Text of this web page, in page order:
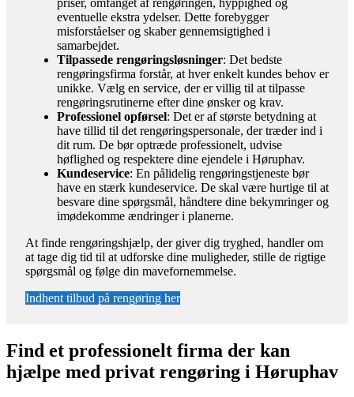
eventuelle ekstra ydelser. Dette forebygger
misforståelser og skaber gennemsigtighed i
samarbejdet.
Tilpassede rengøringsløsninger: Det bedste
rengøringsfirma forstår, at hver enkelt kundes behov er
unikke. Vælg en service, der er villig til at tilpasse
rengøringsrutinerne efter dine ønsker og krav.
Professionel opførsel: Det er af største betydning at
have tillid til det rengøringspersonale, der træder ind i
dit rum. De bør optræde professionelt, udvise
høflighed og respektere dine ejendele i Høruphav.
Kundeservice: En pålidelig rengøringstjeneste bør
have en stærk kundeservice. De skal være hurtige til at
besvare dine spørgsmål, håndtere dine bekymringer og
imødekomme ændringer i planerne.
At finde rengøringshjælp, der giver dig tryghed, handler om
at tage dig tid til at udforske dine muligheder, stille de rigtige
spørgsmål og følge din mavefornemmelse.
Indhent tilbud på rengøring her
Find et professionelt firma der kan
hjælpe med privat rengøring i Høruphav